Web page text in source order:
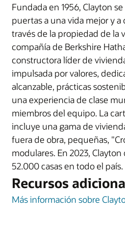
Fundada en 1956, Clayton
puertas a una vida mejor y a
través de la propiedad de la
compañía de Berkshire
constructora líder de
impulsada por valores,
alcanzable, prácticas
una experiencia de clase
miembros del equipo. La
incluye una gama de
fuera de obra, pequeñas,
modulares. En 2023,
52.000 casas en todo el país.
Recursos
Más información sobre